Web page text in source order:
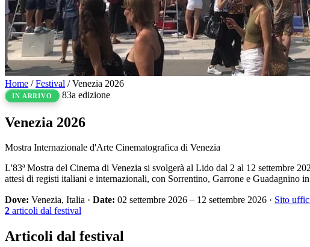
Home / Festival / Venezia 2026
IN ARRIVO 83a edizione
Venezia 2026
Mostra Internazionale d'Arte Cinematografica di Venezia
L'83ª Mostra del Cinema di Venezia si svolgerà al Lido dal 2 al 12 settembre
attesi di registi italiani e internazionali, con Sorrentino, Garrone e Guadagnino
Dove: Venezia, Italia · Date: 02 settembre 2026 – 12 settembre 2026 · Sito
2 articoli dal festival
Articoli dal festival